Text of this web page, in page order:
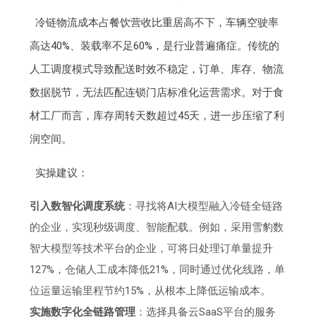
冷链物流成本占餐饮营收比重居高不下，车辆空驶率
高达40%、装载率不足60%，是行业普遍痛症。传统的
人工调度模式导致配送时效不稳定，订单、库存、物流
数据脱节，无法匹配连锁门店标准化运营需求。对于食
材工厂而言，库存周转天数超过45天，进一步压缩了利
润空间。
实操建议：
引入数智化调度系统：寻找将AI大模型融入冷链全链路
的企业，实现秒级调度、智能配载。例如，采用雪豹数
智大模型等技术平台的企业，可将日处理订单量提升
127%，仓储人工成本降低21%，同时通过优化线路，单
位运量运输里程节约15%，从根本上降低运输成本。
实施数字化全链路管理 ：选择具备云SaaS平台的服务